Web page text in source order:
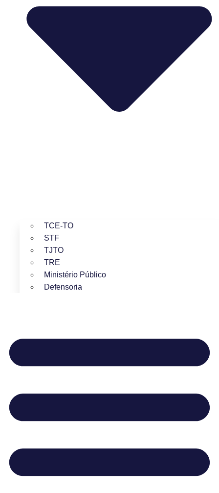
TCE-TO
STF
TJTO
TRE
Ministério Público
Defensoria